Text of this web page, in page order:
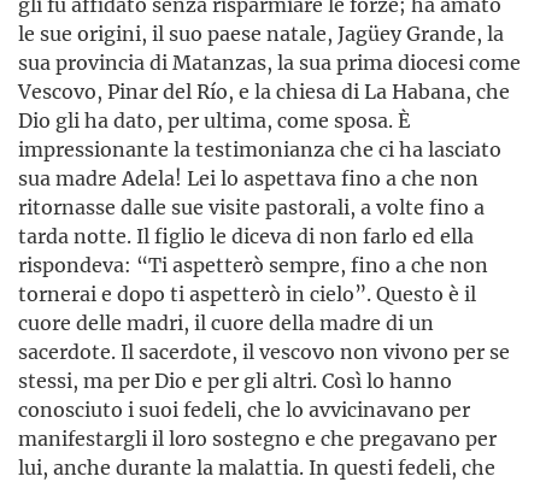
le sue origini, il suo paese natale, Jagüey Grande, la
sua provincia di Matanzas, la sua prima diocesi come
Vescovo, Pinar del Río, e la chiesa di La Habana, che
Dio gli ha dato, per ultima, come sposa. È
impressionante la testimonianza che ci ha lasciato
sua madre Adela! Lei lo aspettava fino a che non
ritornasse dalle sue visite pastorali, a volte fino a
tarda notte. Il figlio le diceva di non farlo ed ella
rispondeva: “Ti aspetterò sempre, fino a che non
tornerai e dopo ti aspetterò in cielo”. Questo è il
cuore delle madri, il cuore della madre di un
sacerdote. Il sacerdote, il vescovo non vivono per se
stessi, ma per Dio e per gli altri. Così lo hanno
conosciuto i suoi fedeli, che lo avvicinavano per
manifestargli il loro sostegno e che pregavano per
lui, anche durante la malattia. In questi fedeli, che